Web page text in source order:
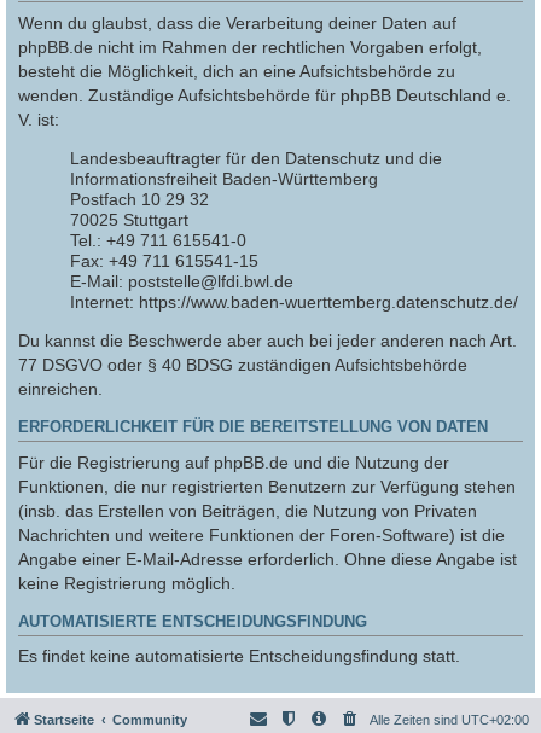
Wenn du glaubst, dass die Verarbeitung deiner Daten auf
phpBB.de nicht im Rahmen der rechtlichen Vorgaben erfolgt,
besteht die Möglichkeit, dich an eine Aufsichtsbehörde zu
wenden. Zuständige Aufsichtsbehörde für phpBB Deutschland e.
V. ist:
Landesbeauftragter für den Datenschutz und die
Informationsfreiheit Baden-Württemberg
Postfach 10 29 32
70025 Stuttgart
Tel.: +49 711 615541-0
Fax: +49 711 615541-15
E-Mail: poststelle@lfdi.bwl.de
Internet: https://www.baden-wuerttemberg.datenschutz.de/
Du kannst die Beschwerde aber auch bei jeder anderen nach Art.
77 DSGVO oder § 40 BDSG zuständigen Aufsichtsbehörde
einreichen.
ERFORDERLICHKEIT FÜR DIE BEREITSTELLUNG VON DATEN
Für die Registrierung auf phpBB.de und die Nutzung der
Funktionen, die nur registrierten Benutzern zur Verfügung stehen
(insb. das Erstellen von Beiträgen, die Nutzung von Privaten
Nachrichten und weitere Funktionen der Foren-Software) ist die
Angabe einer E-Mail-Adresse erforderlich. Ohne diese Angabe ist
keine Registrierung möglich.
AUTOMATISIERTE ENTSCHEIDUNGSFINDUNG
Es findet keine automatisierte Entscheidungsfindung statt.
Startseite Community Alle Zeiten sind UTC+02:00